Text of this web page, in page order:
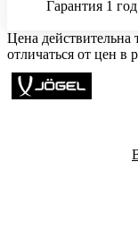
Гарантия 1 год
Цена действительна
отличаться от цен в